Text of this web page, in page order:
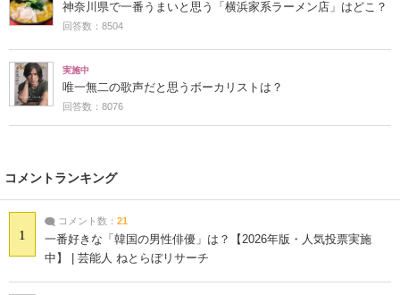
神奈川県で一番うまいと思う「横浜家系ラーメン店」はどこ？
回答数：8504
実施中
唯一無二の歌声だと思うボーカリストは？
回答数：8076
コメントランキング
1
コメント数： 21
一番好きな「韓国の男性俳優」は？【2026年版・人気投票実施
中】 | 芸能人 ねとらぼリサーチ